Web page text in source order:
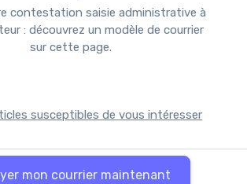
contestation saisie administrative à
: découvrez un modèle de courrier
sur cette page.
susceptibles de vous intéresser
mon courrier maintenant